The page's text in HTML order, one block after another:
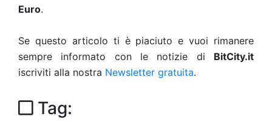
Euro.
Se questo articolo ti è piaciuto e vuoi rimanere
sempre informato con le notizie di BitCity.it
iscriviti alla nostra Newsletter gratuita.
Tag: